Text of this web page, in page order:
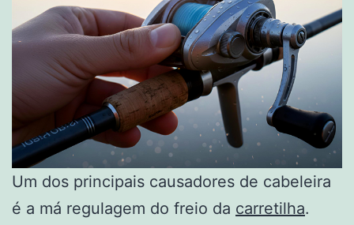
Um dos principais causadores de cabeleira
é a má regulagem do freio da carretilha.